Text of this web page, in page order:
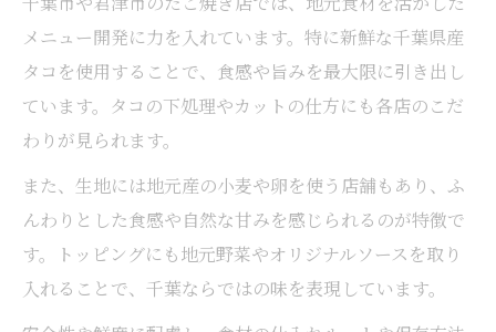
メニュー開発に力を入れています。特に新鮮な千葉県産
タコを使用することで、食感や旨みを最大限に引き出し
ています。タコの下処理やカットの仕方にも各店のこだ
わりが見られます。
また、生地には地元産の小麦や卵を使う店舗もあり、ふ
んわりとした食感や自然な甘みを感じられるのが特徴で
す。トッピングにも地元野菜やオリジナルソースを取り
入れることで、千葉ならではの味を表現しています。